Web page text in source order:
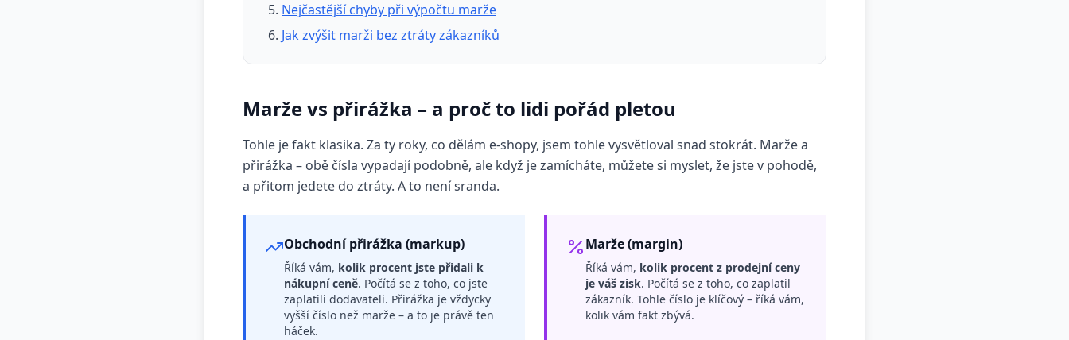
Nejčastější chyby při výpočtu marže
Jak zvýšit marži bez ztráty zákazníků
Marže vs přirážka – a proč to lidi pořád pletou
Tohle je fakt klasika. Za ty roky, co dělám e-shopy, jsem tohle vysvětloval snad stokrát. Marže a
přirážka – obě čísla vypadají podobně, ale když je zamícháte, můžete si myslet, že jste v pohodě,
a přitom jedete do ztráty. A to není sranda.
Obchodní přirážka (markup)
Říká vám, kolik procent jste přidali k
nákupní ceně. Počítá se z toho, co jste
zaplatili dodavateli. Přirážka je vždycky
vyšší číslo než marže – a to je právě ten
háček.
Marže (margin)
Říká vám, kolik procent z prodejní ceny
je váš zisk. Počítá se z toho, co zaplatil
zákazník. Tohle číslo je klíčový – říká vám,
kolik vám fakt zbývá.